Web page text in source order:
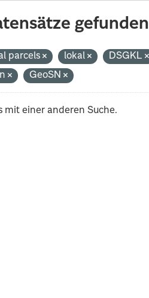
gefunden
parcels lokal DSGKL
GeoSN
mit einer anderen Suche.